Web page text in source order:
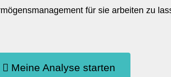
für sie arbeiten zu
Meine Analyse starten